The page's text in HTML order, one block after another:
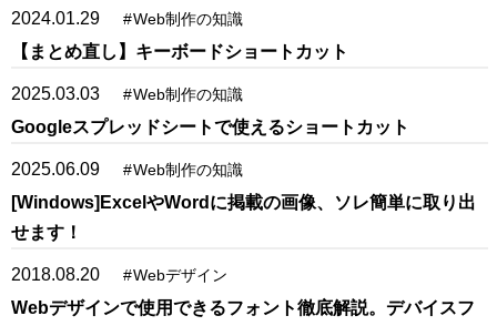
2024.01.29 #Web制作の知識
【まとめ直し】キーボードショートカット
2025.03.03 #Web制作の知識
Googleスプレッドシートで使えるショートカット
2025.06.09 #Web制作の知識
[Windows]ExcelやWordに掲載の画像、ソレ簡単に取り出
せます！
2018.08.20 #Webデザイン
Webデザインで使用できるフォント徹底解説。デバイスフ